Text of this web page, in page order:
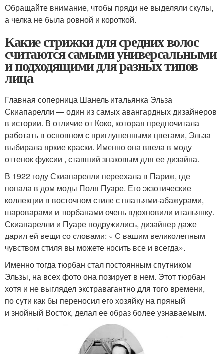
Обращайте внимание, чтобы пряди не выделяли скулы,
а челка не была ровной и короткой.
Какие стрижки для средних волос
считаются самыми универсальными
и подходящими для разных типов
лица
Главная соперница Шанель итальянка Эльза
Скиапарелли — один из самых авангардных дизайнеров
в истории. В отличие от Коко, которая предпочитала
работать в основном с приглушенными цветами, Эльза
выбирала яркие краски. Именно она ввела в моду
оттенок фуксии , ставший знаковым для ее дизайна.
В 1922 году Скиапарелли переехала в Париж, где
попала в дом моды Поля Пуаре. Его экзотические
коллекции в восточном стиле с платьями-абажурами,
шароварами и тюрбанами очень вдохновили итальянку.
Скиапарелли и Пуаре подружились, дизайнер даже
дарил ей вещи со словами: « С вашим великолепным
чувством стиля вы можете носить все и всегда».
Именно тогда тюрбан стал постоянным спутником
Эльзы, на всех фото она позирует в нем. Этот тюрбан
хотя и не выглядел экстравагантно для того времени,
по сути как бы переносил его хозяйку на пряный
и знойный Восток, делал ее образ более узнаваемым.